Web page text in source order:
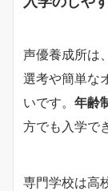
声優養成所は
選考や簡単な
いです。 年齢
方でも入学で
専門学校は高